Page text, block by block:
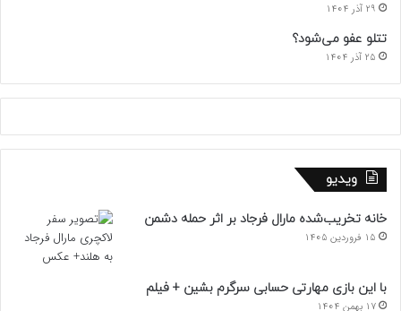
29 آذر 1404
تتلو عفو می‌شود؟
25 آذر 1404
ویدیو
خانه تخریب‌شده مارال فرجاد بر اثر حمله دشمن
15 فروردین 1405
با این بازی مهارتی حسابی سرگرم بشین + فیلم
17 بهمن 1404